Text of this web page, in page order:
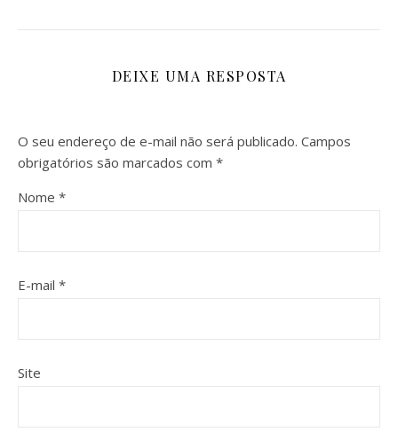
DEIXE UMA RESPOSTA
O seu endereço de e-mail não será publicado. Campos
obrigatórios são marcados com *
Nome *
E-mail *
Site